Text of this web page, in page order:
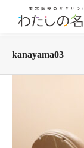
kanayama03